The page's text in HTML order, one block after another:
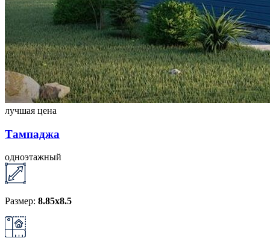
лучшая цена
Тампаджа
одноэтажный
Размер: 8.85х8.5